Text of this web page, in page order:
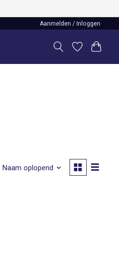
Aanmelden / Inloggen
Naam oplopend